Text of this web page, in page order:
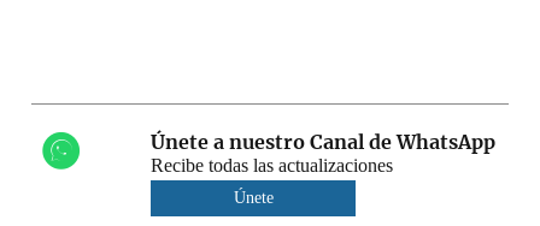
Únete a nuestro Canal de WhatsApp
Recibe todas las actualizaciones
Únete